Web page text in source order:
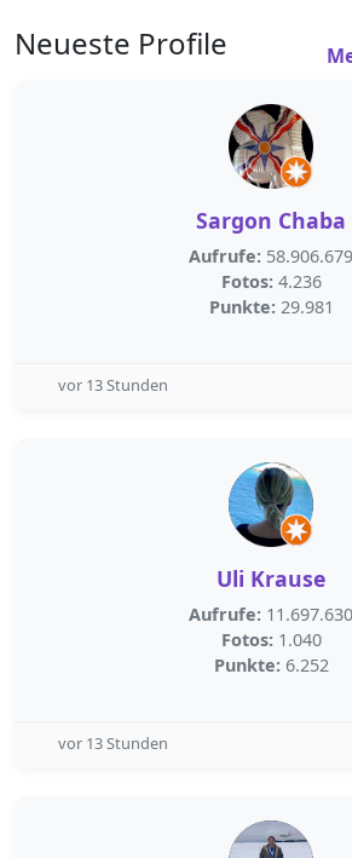
Neueste Profile
Sargon Chaba
Aufrufe: 58.906.679
Fotos: 4.236
Punkte: 29.981
vor 13 Stunden
Uli Krause
Aufrufe: 11.697.630
Fotos: 1.040
Punkte: 6.252
vor 13 Stunden